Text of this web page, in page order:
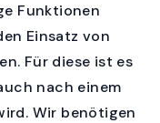
Funktionen
Einsatz von
Für diese ist es
nach einem
Wir benötigen